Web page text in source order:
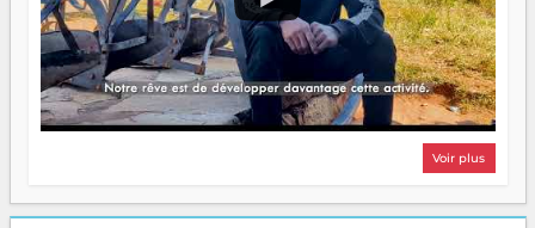
Voir plus